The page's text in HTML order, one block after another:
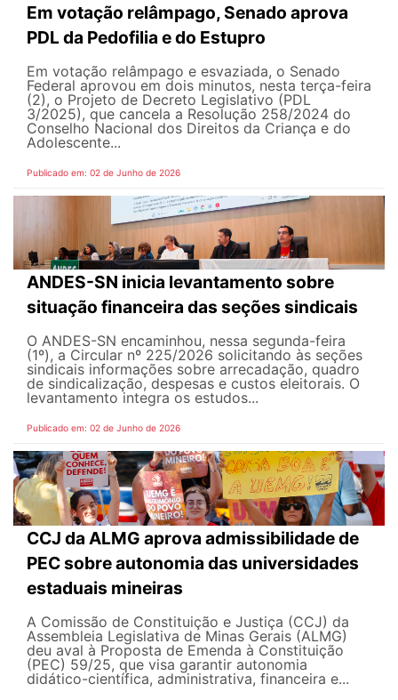
Em votação relâmpago, Senado aprova
PDL da Pedofilia e do Estupro
Em votação relâmpago e esvaziada, o Senado
Federal aprovou em dois minutos, nesta terça-feira
(2), o Projeto de Decreto Legislativo (PDL
3/2025), que cancela a Resolução 258/2024 do
Conselho Nacional dos Direitos da Criança e do
Adolescente...
Publicado em: 02 de Junho de 2026
ANDES-SN inicia levantamento sobre
situação financeira das seções sindicais
O ANDES-SN encaminhou, nessa segunda-feira
(1º), a Circular nº 225/2026 solicitando às seções
sindicais informações sobre arrecadação, quadro
de sindicalização, despesas e custos eleitorais. O
levantamento integra os estudos...
Publicado em: 02 de Junho de 2026
CCJ da ALMG aprova admissibilidade de
PEC sobre autonomia das universidades
estaduais mineiras
A Comissão de Constituição e Justiça (CCJ) da
Assembleia Legislativa de Minas Gerais (ALMG)
deu aval à Proposta de Emenda à Constituição
(PEC) 59/25, que visa garantir autonomia
didático-científica, administrativa, financeira e...